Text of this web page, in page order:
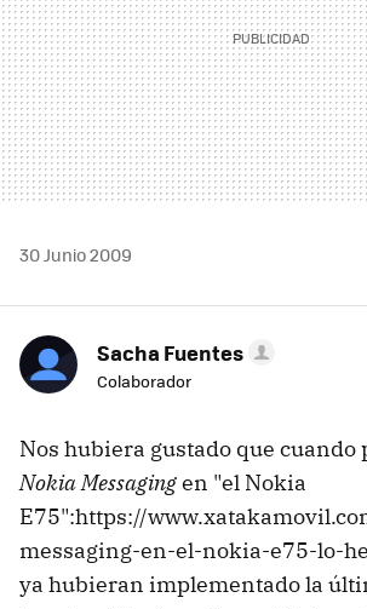
30 Junio 2009
Sacha Fuentes
Colaborador
Nos hubiera gustado que cuando
Nokia Messagingen "el Nokia
E75":https://
messaging-en-el-nokia-e75-lo-
ya hubieran implementado la